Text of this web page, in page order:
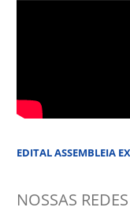
EDITAL ASSEMBLEIA
NOSSAS